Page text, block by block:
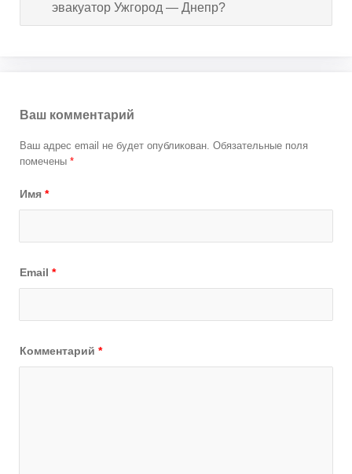
эвакуатор Ужгород — Днепр?
Ваш комментарий
Ваш адрес email не будет опубликован. Обязательные поля
помечены *
Имя *
Email *
Комментарий *